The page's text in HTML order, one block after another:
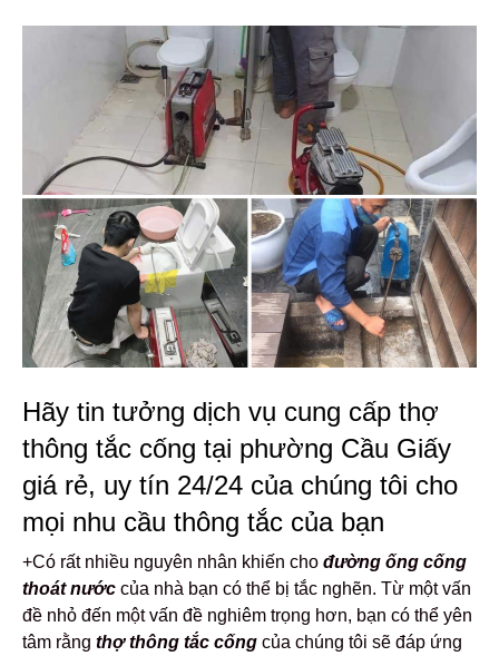
Hãy tin tưởng dịch vụ cung cấp thợ
thông tắc cống tại phường Cầu Giấy
giá rẻ, uy tín 24/24 của chúng tôi cho
mọi nhu cầu thông tắc của bạn
+Có rất nhiều nguyên nhân khiến cho đường ống cống
thoát nước của nhà bạn có thể bị tắc nghẽn. Từ một vấn
đề nhỏ đến một vấn đề nghiêm trọng hơn, bạn có thể yên
tâm rằng thợ thông tắc cống của chúng tôi sẽ đáp ứng